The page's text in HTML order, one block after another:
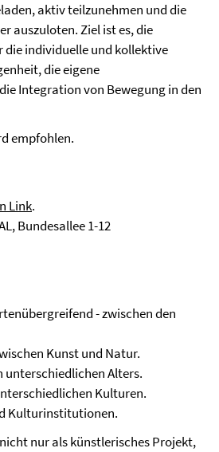
aktiv teilzunehmen und die
auszuloten. Ziel ist es, die
die individuelle und kollektive
die eigene
Integration von Bewegung in den
empfohlen.
Link.
Bundesallee 1-12
- zwischen den
Kunst und Natur.
Alters.
Kulturen.
Kulturinstitutionen.
nur als künstlerisches Projekt,